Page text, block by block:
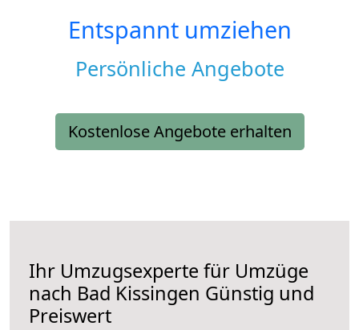
Entspannt umziehen
Persönliche Angebote
Kostenlose Angebote erhalten
Ihr Umzugsexperte für Umzüge
nach Bad Kissingen Günstig und
Preiswert